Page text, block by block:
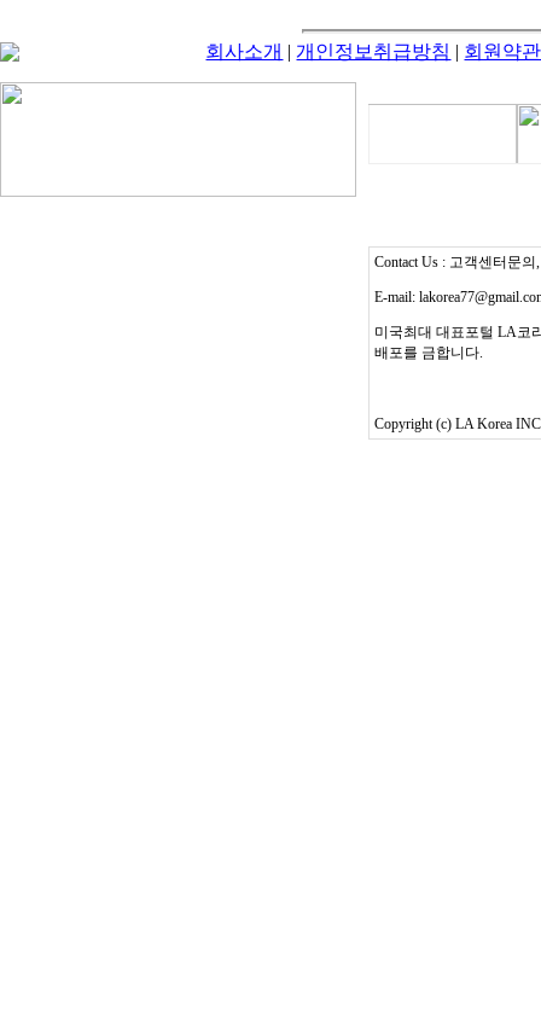
회사소개 |개인정보취급방침 | 회원약관
Contact Us : 고객센터문의
E-mail:
미국최대 대표포털 LA코
배포를 금합니다.
Copyright (c) LA Korea